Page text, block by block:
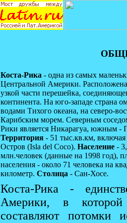
Коста-Рика - одна из самых
Центральной Америки.
узкой части перешейка,
континента. На юго-западе страна
водами Тихого океана, на северо-
Карибским морем. Северным
Рики является Никарагуа, южным -
Территория - 51 тыс.кв.км,
Остров (Isla del Coco). Население -
млн.человек (данные на 1998 год),
населения - около 71 человека на
километр. Столица - Сан-Хосе.
Коста-Рика -
Америки, в
составляют потомки